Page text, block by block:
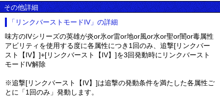
その他詳細
「リンクバーストモードIV」の詳細
味方のIVシリーズの英雄が炎or氷or雷or地or風or水or聖or闇or毒属性
アビリティを使用する度に各属性につき1回のみ、追撃[リンクバー
スト【IV】]+[リンクバースト【IV】]を3回発動時にリンクバースト
モードIV解除
※追撃[リンクバースト【IV】]は追撃の発動条件を満たした各属性ご
とに「1回のみ」発動します。